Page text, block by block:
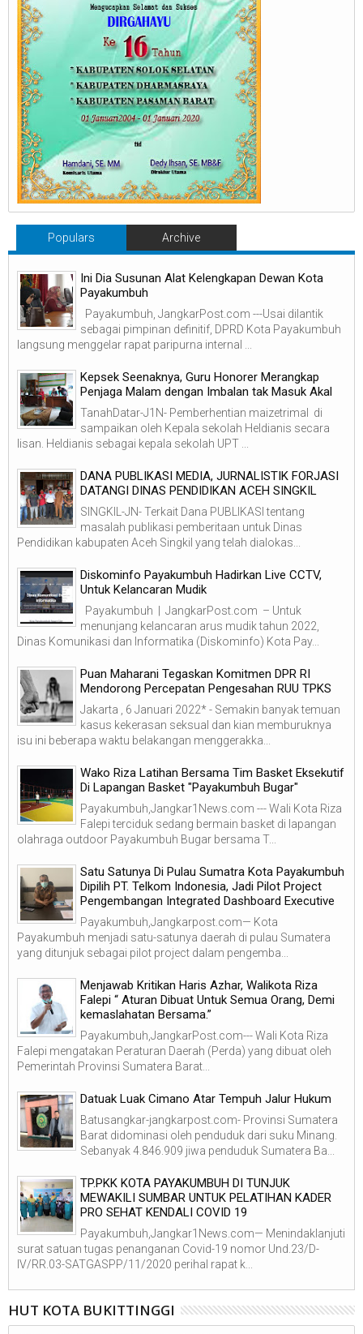
Populars Archive
Ini Dia Susunan Alat Kelengkapan Dewan Kota
Payakumbuh
Payakumbuh, JangkarPost.com ---Usai dilantik
sebagai pimpinan definitif, DPRD Kota Payakumbuh
langsung menggelar rapat paripurna internal ...
Kepsek Seenaknya, Guru Honorer Merangkap
Penjaga Malam dengan Imbalan tak Masuk Akal
TanahDatar-J1N- Pemberhentian maizetrimal di
sampaikan oleh Kepala sekolah Heldianis secara
lisan. Heldianis sebagai kepala sekolah UPT ...
DANA PUBLIKASI MEDIA, JURNALISTIK FORJASI
DATANGI DINAS PENDIDIKAN ACEH SINGKIL
SINGKIL-JN- Terkait Dana PUBLIKASI tentang
masalah publikasi pemberitaan untuk Dinas
Pendidikan kabupaten Aceh Singkil yang telah dialokas...
Diskominfo Payakumbuh Hadirkan Live CCTV,
Untuk Kelancaran Mudik
Payakumbuh | JangkarPost.com – Untuk
menunjang kelancaran arus mudik tahun 2022,
Dinas Komunikasi dan Informatika (Diskominfo) Kota Pay...
Puan Maharani Tegaskan Komitmen DPR RI
Mendorong Percepatan Pengesahan RUU TPKS
Jakarta , 6 Januari 2022* - Semakin banyak temuan
kasus kekerasan seksual dan kian memburuknya
isu ini beberapa waktu belakangan menggerakka...
Wako Riza Latihan Bersama Tim Basket Eksekutif
Di Lapangan Basket "Payakumbuh Bugar"
Payakumbuh,Jangkar1News.com --- Wali Kota Riza
Falepi terciduk sedang bermain basket di lapangan
olahraga outdoor Payakumbuh Bugar bersama T...
Satu Satunya Di Pulau Sumatra Kota Payakumbuh
Dipilih PT. Telkom Indonesia, Jadi Pilot Project
Pengembangan Integrated Dashboard Executive
Payakumbuh,Jangkarpost.com— Kota
Payakumbuh menjadi satu-satunya daerah di pulau Sumatera
yang ditunjuk sebagai pilot project dalam pengemba...
Menjawab Kritikan Haris Azhar, Walikota Riza
Falepi “ Aturan Dibuat Untuk Semua Orang, Demi
kemaslahatan Bersama.”
Payakumbuh,JangkarPost.com--- Wali Kota Riza
Falepi mengatakan Peraturan Daerah (Perda) yang dibuat oleh
Pemerintah Provinsi Sumatera Barat...
Datuak Luak Cimano Atar Tempuh Jalur Hukum
Batusangkar-jangkarpost.com- Provinsi Sumatera
Barat didominasi oleh penduduk dari suku Minang.
Sebanyak 4.846.909 jiwa penduduk Sumatera Ba...
TP.PKK KOTA PAYAKUMBUH DI TUNJUK
MEWAKILI SUMBAR UNTUK PELATIHAN KADER
PRO SEHAT KENDALI COVID 19
Payakumbuh,Jangkar1News.com— Menindaklanjuti
surat satuan tugas penanganan Covid-19 nomor Und.23/D-
IV/RR.03-SATGASPP/11/2020 perihal rapat k...
HUT KOTA BUKITTINGGI